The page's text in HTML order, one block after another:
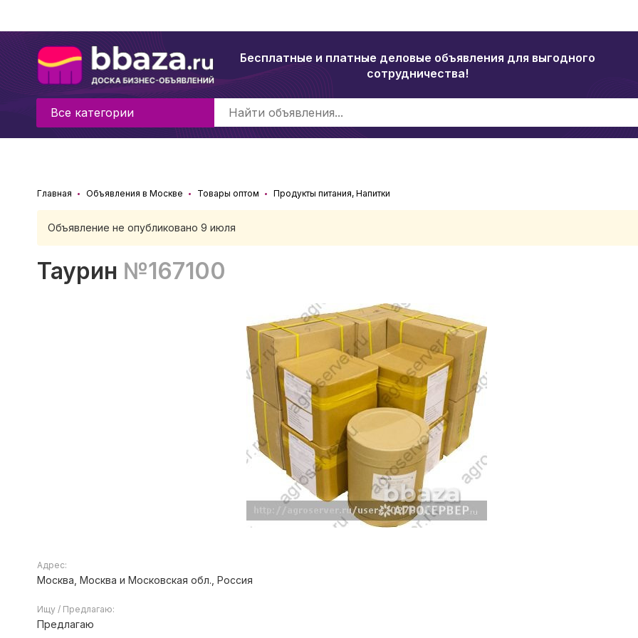
Бесплатные и платные деловые объявления для выгодного
сотрудничества!
Все категории
Главная Объявления в Москве Товары оптом Продукты питания, Напитки
Объявление не опубликовано 9 июля
Таурин №167100
Адрес:
Москва, Москва и Московская обл., Россия
Ищу / Предлагаю:
Предлагаю